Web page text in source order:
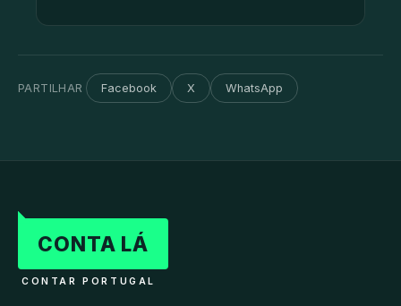
PARTILHAR Facebook X WhatsApp
CONTA LÁ
CONTAR PORTUGAL